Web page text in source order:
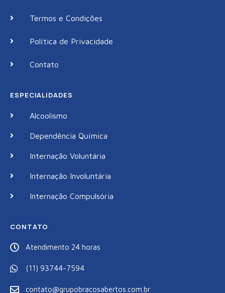
Termos e Condições
Política de Privacidade
Contato
ESPECIALIDADES
Alcoolismo
Dependência Química
Internação Voluntária
Internação Involuntária
Internação Compulsória
CONTATO
Atendimento 24 horas
(11) 93744-7594
contato@grupobracosabertos.com.br